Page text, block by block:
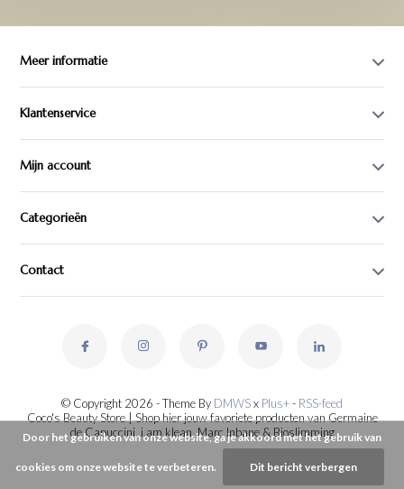
Meer informatie
Klantenservice
Mijn account
Categorieën
Contact
© Copyright 2026 - Theme By DMWSx Plus+- RSS-feed
Coco's Beauty Store | Shop hier jouw favoriete producten van Germaine
de Capuccini, i.am.klean, Marc Inbane & Bioslimming
Door het gebruiken van onze website, ga je akkoord met het gebruik van
cookies om onze website te verbeteren. Dit bericht verbergen